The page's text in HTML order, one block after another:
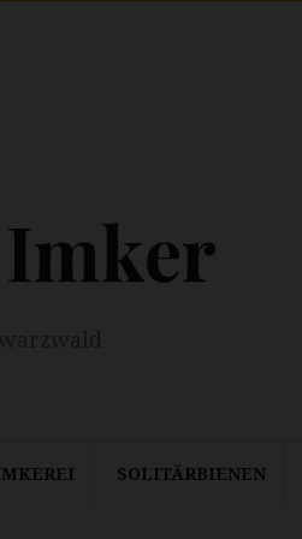
SOLITÄRBIENEN